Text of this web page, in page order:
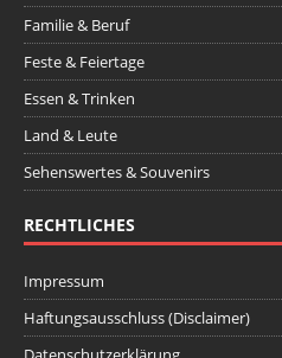
Familie & Beruf
Feste & Feiertage
Essen & Trinken
Land & Leute
Sehenswertes & Souvenirs
RECHTLICHES
Impressum
Haftungsausschluss (Disclaimer)